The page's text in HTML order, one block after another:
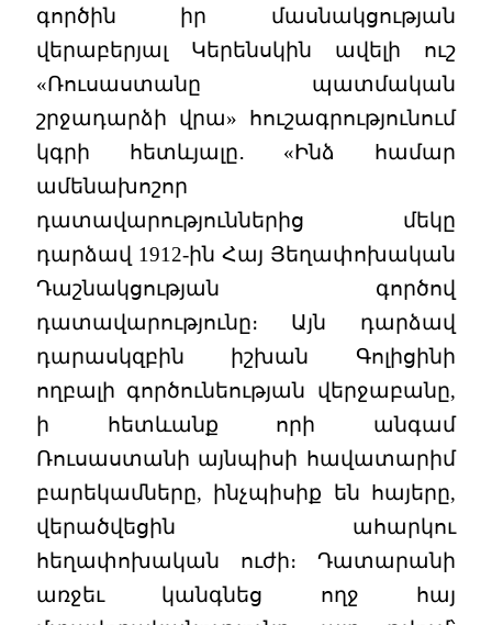
գործին իր մասնակցության
վերաբերյալ Կերենսկին ավելի ուշ
«Ռուսաստանը պատմական
շրջադարձի վրա» հուշագրությունում
կգրի հետևյալը․ «Ինձ համար
ամենախոշոր
դատավարություններից մեկը
դարձավ 1912-ին Հայ Յեղափոխական
Դաշնակցության գործով
դատավարությունը։ Այն դարձավ
դարասկզբին իշխան Գոլիցինի
ողբալի գործունեության վերջաբանը,
ի հետևանք որի անգամ
Ռուսաստանի այնպիսի հավատարիմ
բարեկամները, ինչպիսիք են հայերը,
վերածվեցին ահարկու
հեղափոխական ուժի։ Դատարանի
առջեւ կանգնեց ողջ հայ